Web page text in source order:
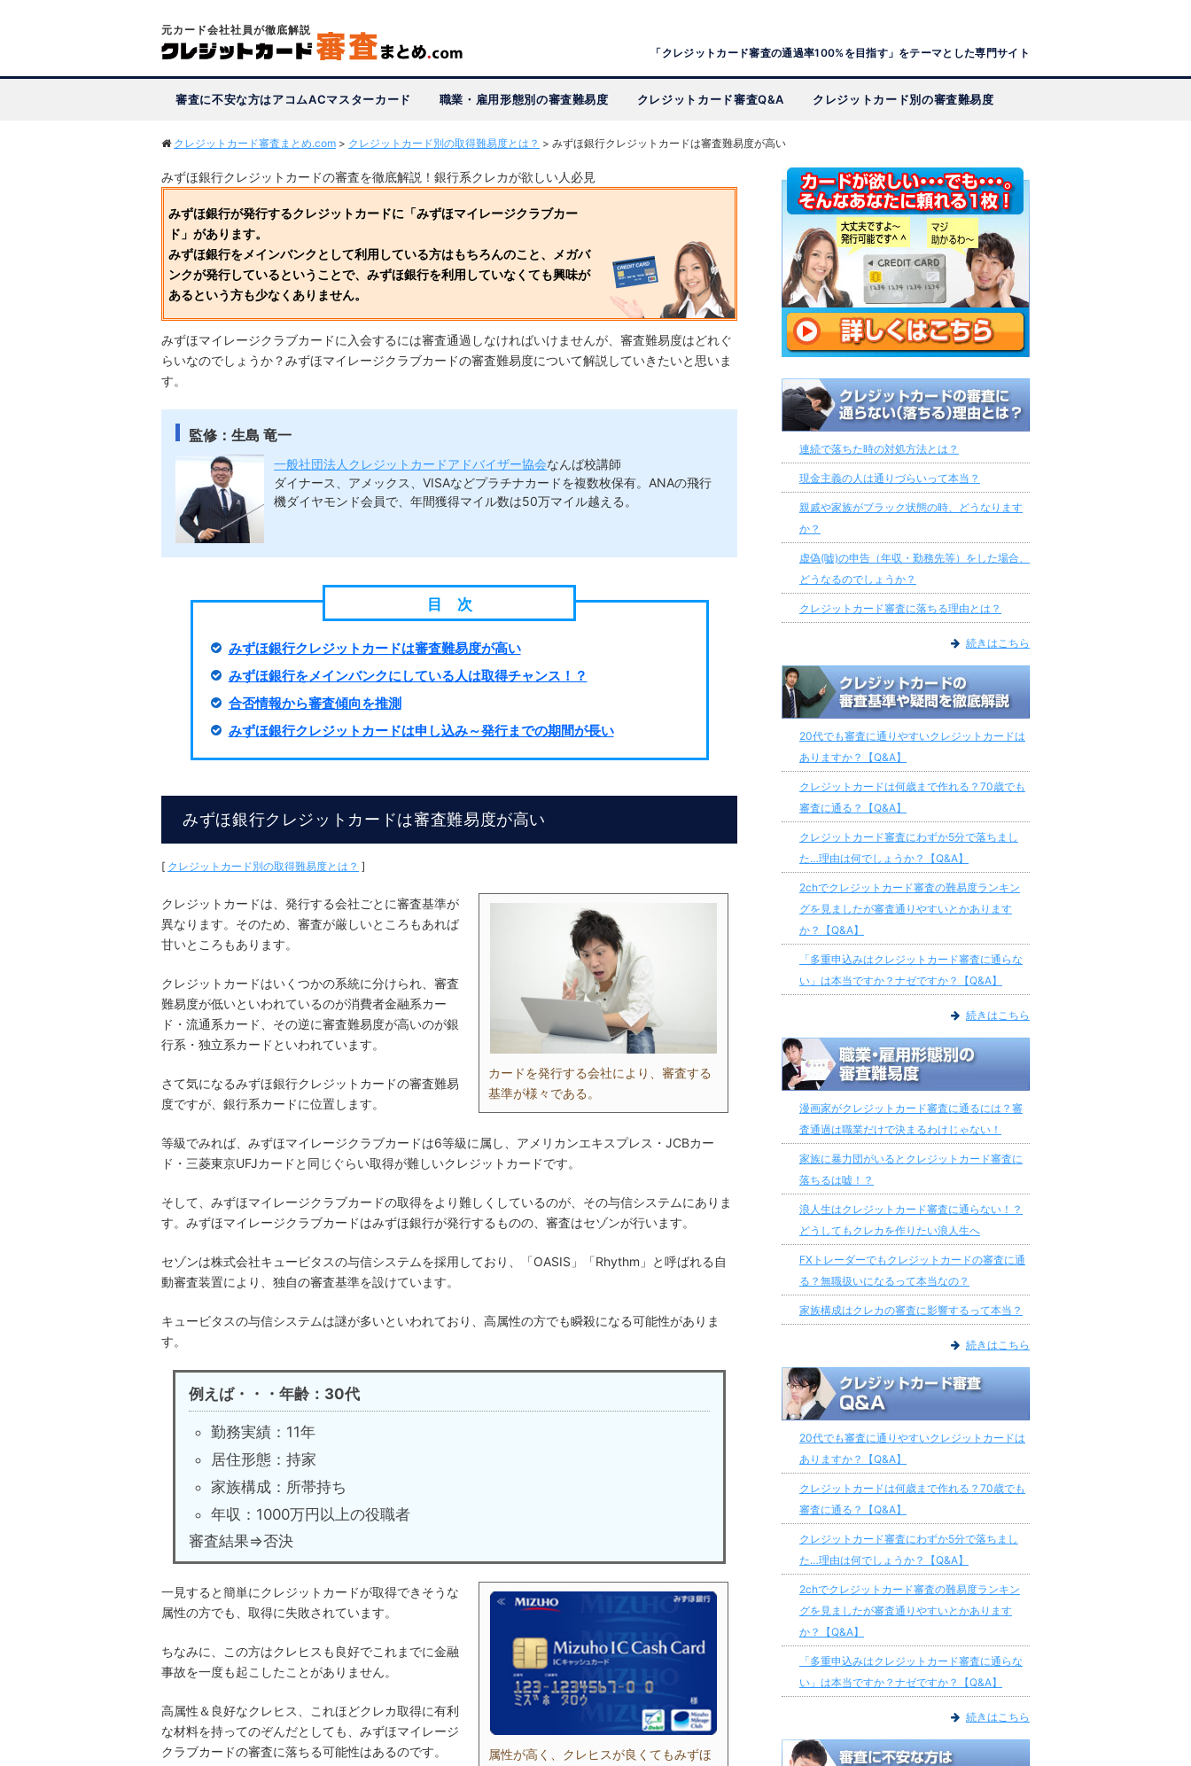
元カード会社社員が徹底解説
「クレジットカード審査の通過率100%を目指す」をテーマとした専門サイト
審査に不安な方はアコムACマスターカード 職業・雇用形態別の審査難易度 クレジットカード審査Q&A クレジットカード別の審査難易度
クレジットカード審査まとめ.com > クレジットカード別の取得難易度とは？ > みずほ銀行クレジットカードは審査難易度が高い
みずほ銀行クレジットカードの審査を徹底解説！銀行系クレカが欲しい人必見
みずほ銀行が発行するクレジットカードに「みずほマイレージクラブカー
ド」があります。
みずほ銀行をメインバンクとして利用している方はもちろんのこと、メガバ
ンクが発行しているということで、みずほ銀行を利用していなくても興味が
あるという方も少なくありません。
みずほマイレージクラブカードに入会するには審査通過しなければいけませんが、審査難易度はどれぐ
らいなのでしょうか？みずほマイレージクラブカードの審査難易度について解説していきたいと思いま
す。
監修：生島 竜一
一般社団法人クレジットカードアドバイザー協会なんば校講師
ダイナース、アメックス、VISAなどプラチナカードを複数枚保有。ANAの飛行
機ダイヤモンド会員で、年間獲得マイル数は50万マイル越える。
みずほ銀行クレジットカードは審査難易度が高い
みずほ銀行をメインバンクにしている人は取得チャンス！？
合否情報から審査傾向を推測
みずほ銀行クレジットカードは申し込み～発行までの期間が長い
みずほ銀行クレジットカードは審査難易度が高い
[ クレジットカード別の取得難易度とは？ ]
カードを発行する会社により、審査する
基準が様々である。
クレジットカードは、発行する会社ごとに審査基準が
異なります。そのため、審査が厳しいところもあれば
甘いところもあります。
クレジットカードはいくつかの系統に分けられ、審査
難易度が低いといわれているのが消費者金融系カー
ド・流通系カード、その逆に審査難易度が高いのが銀
行系・独立系カードといわれています。
さて気になるみずほ銀行クレジットカードの審査難易
度ですが、銀行系カードに位置します。
等級でみれば、みずほマイレージクラブカードは6等級に属し、アメリカンエキスプレス・JCBカー
ド・三菱東京UFJカードと同じぐらい取得が難しいクレジットカードです。
そして、みずほマイレージクラブカードの取得をより難しくしているのが、その与信システムにありま
す。みずほマイレージクラブカードはみずほ銀行が発行するものの、審査はセゾンが行います。
セゾンは株式会社キュービタスの与信システムを採用しており、「OASIS」「Rhythm」と呼ばれる自
動審査装置により、独自の審査基準を設けています。
キュービタスの与信システムは謎が多いといわれており、高属性の方でも瞬殺になる可能性がありま
す。
例えば・・・年齢：30代
勤務実績：11年
居住形態：持家
家族構成：所帯持ち
年収：1000万円以上の役職者
審査結果⇒否決
属性が高く、クレヒスが良くてもみずほ
一見すると簡単にクレジットカードが取得できそうな
属性の方でも、取得に失敗されています。
ちなみに、この方はクレヒスも良好でこれまでに金融
事故を一度も起こしたことがありません。
高属性＆良好なクレヒス、これほどクレカ取得に有利
な材料を持ってのぞんだとしても、みずほマイレージ
クラブカードの審査に落ちる可能性はあるのです。
連続で落ちた時の対処方法とは？
現金主義の人は通りづらいって本当？
親戚や家族がブラック状態の時、どうなります
か？
虚偽(嘘)の申告（年収・勤務先等）をした場合、
どうなるのでしょうか？
クレジットカード審査に落ちる理由とは？
続きはこちら
20代でも審査に通りやすいクレジットカードは
ありますか？【Q&A】
クレジットカードは何歳まで作れる？70歳でも
審査に通る？【Q&A】
クレジットカード審査にわずか5分で落ちまし
た…理由は何でしょうか？【Q&A】
2chでクレジットカード審査の難易度ランキン
グを見ましたが審査通りやすいとかあります
か？【Q&A】
「多重申込みはクレジットカード審査に通らな
い」は本当ですか？ナゼですか？【Q&A】
続きはこちら
漫画家がクレジットカード審査に通るには？審
査通過は職業だけで決まるわけじゃない！
家族に暴力団がいるとクレジットカード審査に
落ちるは嘘！？
浪人生はクレジットカード審査に通らない！？
どうしてもクレカを作りたい浪人生へ
FXトレーダーでもクレジットカードの審査に通
る？無職扱いになるって本当なの？
家族構成はクレカの審査に影響するって本当？
続きはこちら
20代でも審査に通りやすいクレジットカードは
ありますか？【Q&A】
クレジットカードは何歳まで作れる？70歳でも
審査に通る？【Q&A】
クレジットカード審査にわずか5分で落ちまし
た…理由は何でしょうか？【Q&A】
2chでクレジットカード審査の難易度ランキン
グを見ましたが審査通りやすいとかあります
か？【Q&A】
「多重申込みはクレジットカード審査に通らな
い」は本当ですか？ナゼですか？【Q&A】
続きはこちら